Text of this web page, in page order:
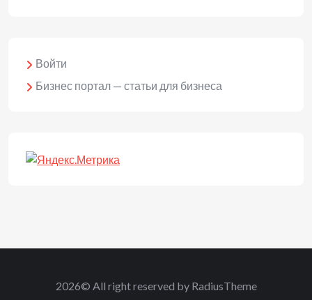
Войти
Бизнес портал — статьи для бизнеса
2026© All right reserved by RadiusTheme